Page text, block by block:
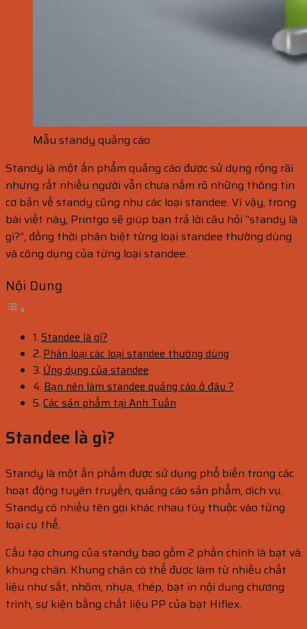
Mẫu standy quảng cáo
Standy là một ấn phẩm quảng cáo được sử dụng rộng rãi
nhưng rất nhiều người vẫn chưa nắm rõ những thông tin
cơ bản về standy cũng như các loại standee. Vì vậy, trong
bài viết này, Printgo sẽ giúp bạn trả lời câu hỏi “standy là
gì?”, đồng thời phân biệt từng loại standee thường dùng
và công dụng của từng loại standee.
Nội Dung
Standee là gì?
Phân loại các loại standee thường dùng
Ứng dụng của standee
Bạn nên làm standee quảng cáo ở đâu ?
Các sản phẩm tại Anh Tuấn
Standee là gì?
Standy là một ấn phẩm được sử dụng phổ biến trong các
hoạt động tuyên truyền, quảng cáo sản phẩm, dịch vụ.
Standy có nhiều tên gọi khác nhau tùy thuộc vào từng
loại cụ thể.
Cấu tạo chung của standy bao gồm 2 phần chính là bạt và
khung chân. Khung chân có thể được làm từ nhiều chất
liệu như sắt, nhôm, nhựa, thép, bạt in nội dung chương
trình, sự kiện bằng chất liệu PP của bạt Hiflex.